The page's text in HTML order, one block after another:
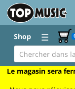
Shop ☰
Le magasin sera